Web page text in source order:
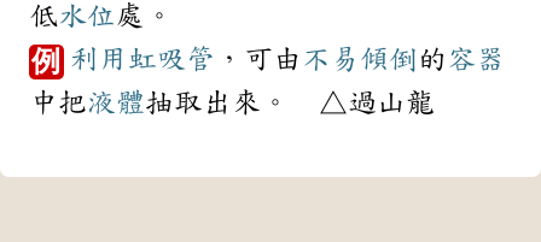
低水位處。
例 利用 虹吸管 ，可由 不易 傾倒 的 容器
中把液體抽取出來。 △過山龍